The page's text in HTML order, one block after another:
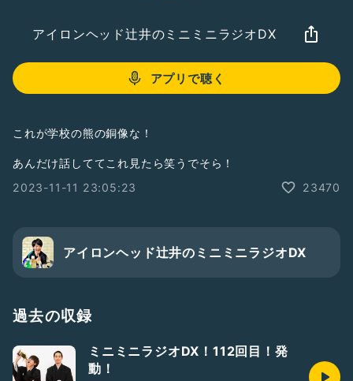
アイロンヘッド辻井のミニミニラジオDX
アプリで聴く
これが学校の熊の銅像な！
あんだけ話しててこれ見たら笑うでそら！
2023-11-11 23:05:23
23470
アイロンヘッド辻井のミニミニラジオDX
過去の収録
ミニミニラジオDX！112回目！発
動！